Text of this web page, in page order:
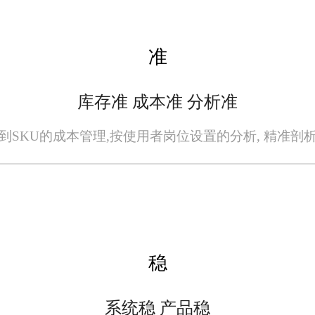
准
库存准 成本准 分析准
SKU的成本管理,按使用者岗位设置的分析, 精准剖
稳
系统稳 产品稳